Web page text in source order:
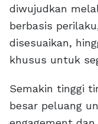
diwujudkan
berbasis
disesuaikan,
khusus untuk
Semakin tinggi
besar peluang